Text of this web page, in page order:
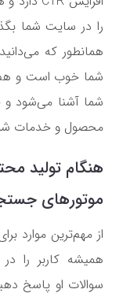
را در سایت شما
همانطور که
شما خوب است و هم
شما آشنا می‌شود و
محصول و خدمات
هنگام تولید
موتورهای
از مهم‌ترین موارد
همیشه کاربر را
سوالات او پاسخ